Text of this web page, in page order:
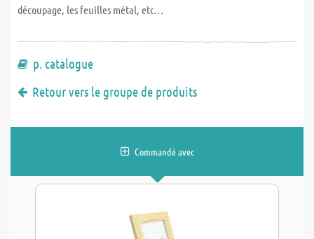
découpage, les feuilles métal, etc…
p. catalogue
Retour vers le groupe de produits
Commandé avec